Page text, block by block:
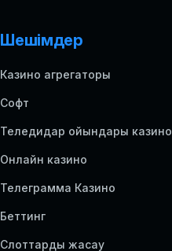
Шешімдер
Казино агрегаторы
Софт
Теледидар ойындары казино
Онлайн казино
Телеграмма Казино
Беттинг
Слоттарды жасау